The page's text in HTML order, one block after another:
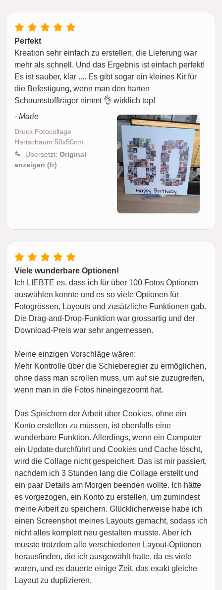
Perfekt
Kreation sehr einfach zu erstellen, die Lieferung war
mehr als schnell. Und das Ergebnis ist einfach perfekt!
Es ist sauber, klar .... Es gibt sogar ein kleines Kit für
die Befestigung, wenn man den harten
Schaumstoffträger nimmt 👌 wirklich top!
- Marie
Druck Fotocollage
Hartschaum 50x50cm
Übersetzt: Original
anzeigen (fr)
Viele wunderbare Optionen!
Ich LIEBTE es, dass ich für über 100 Fotos Optionen
auswählen konnte und es so viele Optionen für
Fotogrössen, Layouts und zusätzliche Funktionen gab.
Die Drag-and-Drop-Funktion war grossartig und der
Download-Preis war sehr angemessen.
Meine einzigen Vorschläge wären:
Mehr Kontrolle über die Schieberegler zu ermöglichen,
ohne dass man scrollen muss, um auf sie zuzugreifen,
wenn man in die Fotos hineingezoomt hat.
Das Speichern der Arbeit über Cookies, ohne ein
Konto erstellen zu müssen, ist ebenfalls eine
wunderbare Funktion. Allerdings, wenn ein Computer
ein Update durchführt und Cookies und Cache löscht,
wird die Collage nicht gespeichert. Das ist mir passiert,
nachdem ich 3 Stunden lang die Collage erstellt und
ein paar Details am Morgen beenden wollte. Ich hätte
es vorgezogen, ein Konto zu erstellen, um zumindest
meine Arbeit zu speichern. Glücklicherweise habe ich
einen Screenshot meines Layouts gemacht, sodass ich
nicht alles komplett neu gestalten musste. Aber ich
musste trotzdem alle verschiedenen Layout-Optionen
herausfinden, die ich ausgewählt hatte, da es viele
waren, und es dauerte einige Zeit, das exakt gleiche
Layout zu duplizieren.